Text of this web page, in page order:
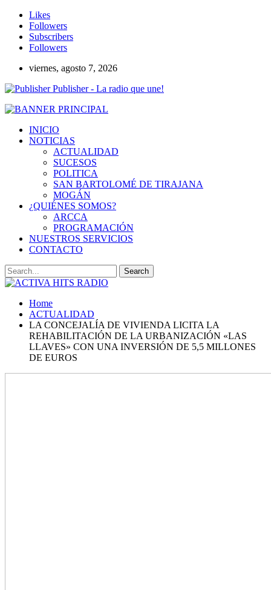
Likes
Followers
Subscribers
Followers
viernes, agosto 7, 2026
Publisher - La radio que une!
INICIO
NOTICIAS
ACTUALIDAD
SUCESOS
POLITICA
SAN BARTOLOMÉ DE TIRAJANA
MOGÁN
¿QUIÉNES SOMOS?
ARCCA
PROGRAMACIÓN
NUESTROS SERVICIOS
CONTACTO
Home
ACTUALIDAD
LA CONCEJALÍA DE VIVIENDA LICITA LA
REHABILITACIÓN DE LA URBANIZACIÓN «LAS
LLAVES» CON UNA INVERSIÓN DE 5,5 MILLONES
DE EUROS